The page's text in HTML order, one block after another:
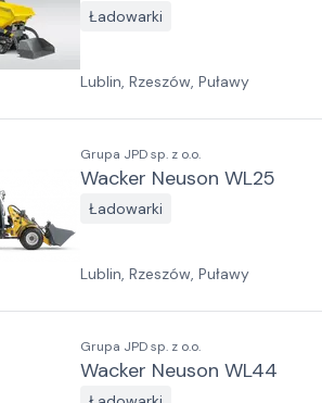
Ładowarki
Lublin, Rzeszów, Puławy
Grupa JPD sp. z o.o.
Wacker Neuson WL25
Ładowarki
Lublin, Rzeszów, Puławy
Grupa JPD sp. z o.o.
Wacker Neuson WL44